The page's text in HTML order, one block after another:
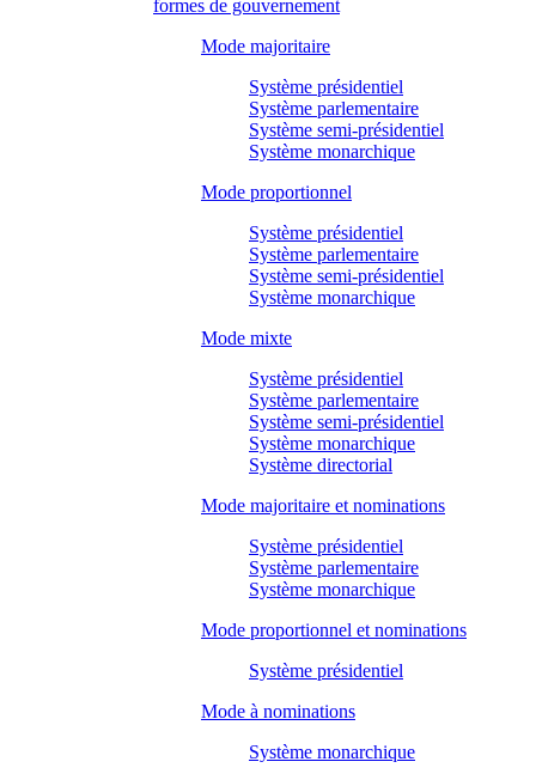
formes de gouvernement
Mode majoritaire
Système présidentiel
Système parlementaire
Système semi-présidentiel
Système monarchique
Mode proportionnel
Système présidentiel
Système parlementaire
Système semi-présidentiel
Système monarchique
Mode mixte
Système présidentiel
Système parlementaire
Système semi-présidentiel
Système monarchique
Système directorial
Mode majoritaire et nominations
Système présidentiel
Système parlementaire
Système monarchique
Mode proportionnel et nominations
Système présidentiel
Mode à nominations
Système monarchique